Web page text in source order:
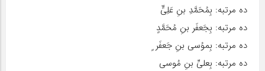
ده مرتبه: بِمُحَمَّدِ بنِ عَلِیٍّ
ده مرتبه: بِجَعفَر بنِ مُحَمَّدٍ
ده مرتبه: بِموُسی بنِ جَعفَر ٍ
ده مرتبه: بِعلیِّ بنِ مُوسی